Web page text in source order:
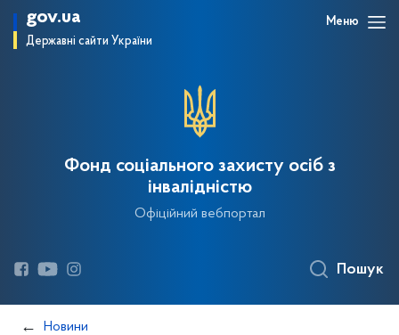
gov.ua
Державні сайти України
Меню
Фонд соціального захисту осіб з
інвалідністю
Офіційний вебпортал
Пошук
Новини